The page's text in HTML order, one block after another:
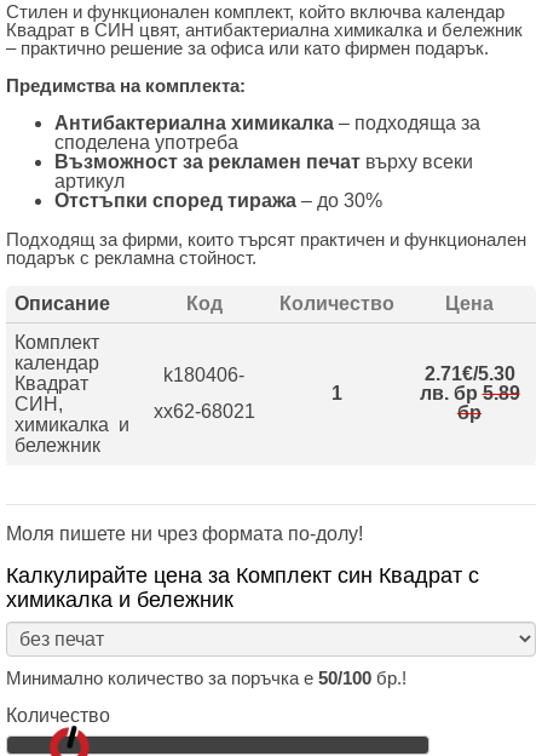
Стилен и функционален комплект, който включва календар
Квадрат в СИН цвят, антибактериална химикалка и бележник
– практично решение за офиса или като фирмен подарък.
Предимства на комплекта:
Антибактериална химикалка – подходяща за
споделена употреба
Възможност за рекламен печат върху всеки
артикул
Отстъпки според тиража – до 30%
Подходящ за фирми, които търсят практичен и функционален
подарък с рекламна стойност.
Описание Код Количество
Цена
Комплект
календар
Квадрат
СИН,
химикалка и
бележник
k180406-
xx62-68021
1
2.71€/5.30
лв. бр 5.89
бр
Моля пишете ни чрез формата по-долу!
Калкулирайте цена за Комплект син Квадрат с
химикалка и бележник
Минимално количество за поръчка е 50/100 бр.!
Количество